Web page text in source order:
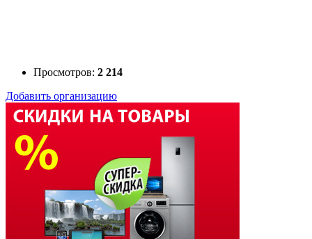
Просмотров: 2 214
Добавить организацию